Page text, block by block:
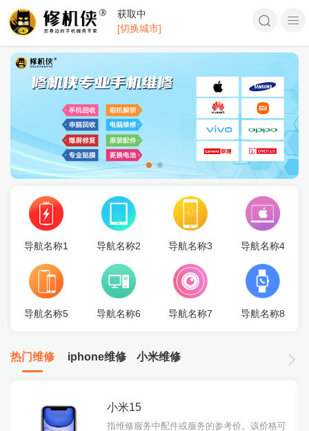
获取中
[切换城市]
导航名称1 导航名称2 导航名称3 导航名称4
导航名称5 导航名称6 导航名称7 导航名称8
热门维修 iphone维修 小米维修
小米15
指维修服务中配件或服务的参考价。该价格可